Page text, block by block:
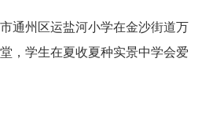
通州区运盐河小学在金沙街道万
，学生在夏收夏种实景中学会爱